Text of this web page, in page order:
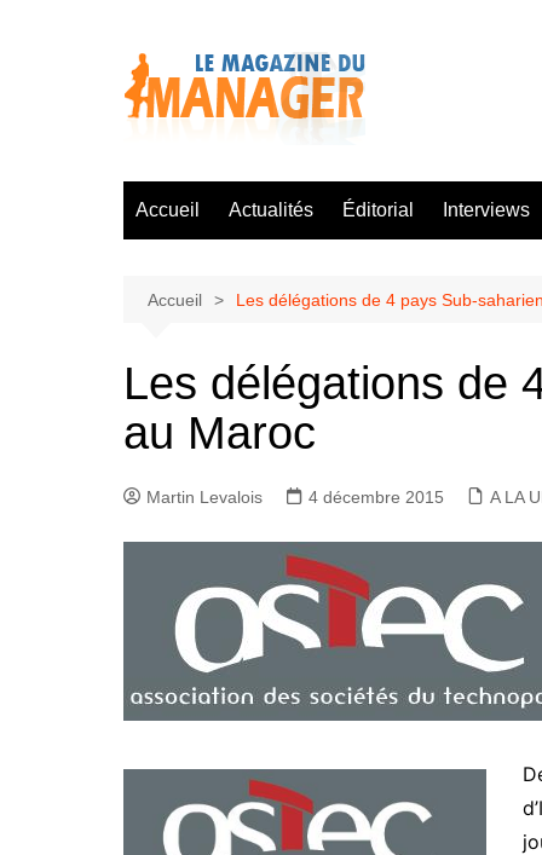
Accueil Actualités Éditorial Interviews
Accueil Les délégations de 4 pays Sub-
Les délégations de
au Maroc
Martin Levalois 4 décembre 2015 A LA